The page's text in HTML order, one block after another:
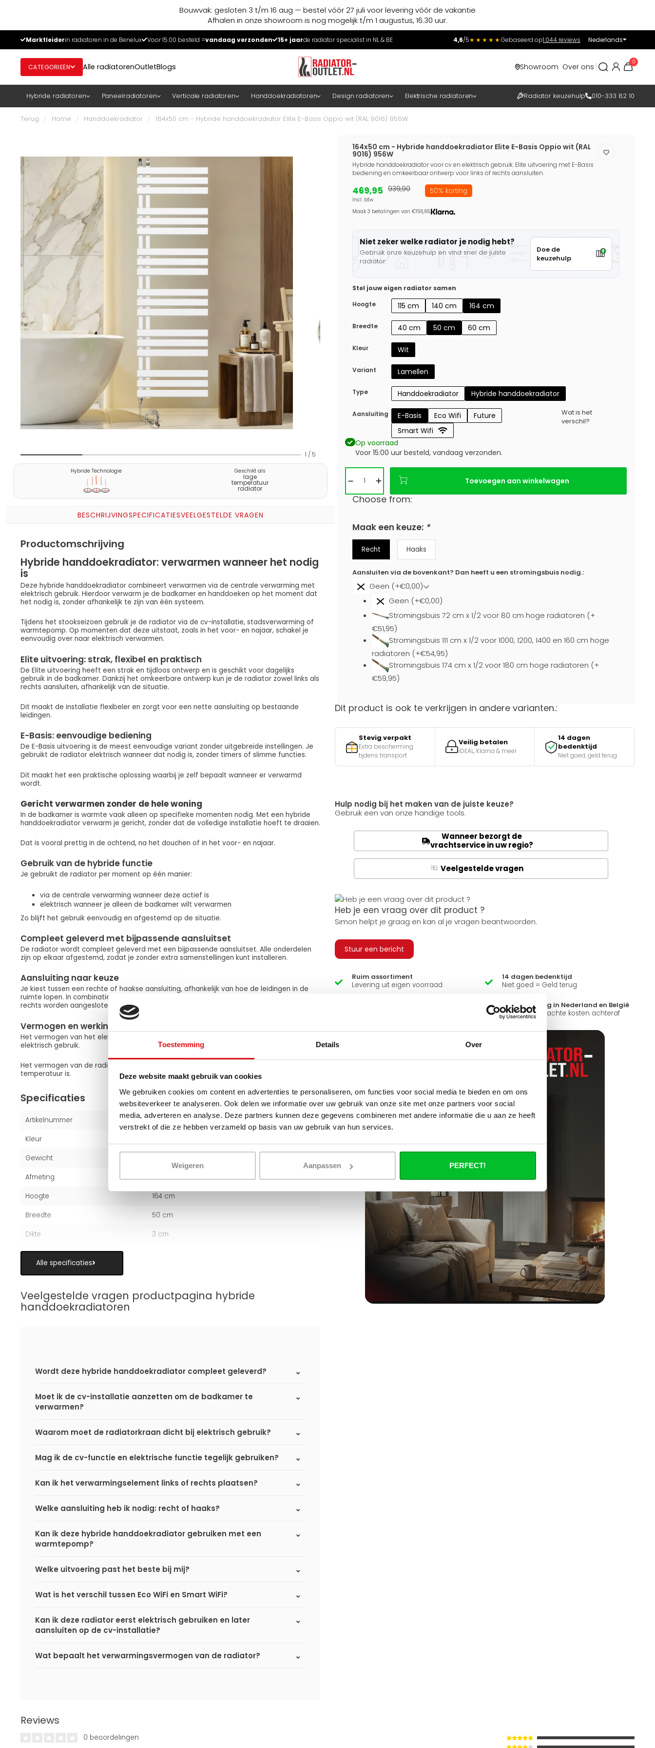
Toestemming Details Over
Deze website maakt gebruik van cookies
We gebruiken cookies om content en advertenties te personaliseren, om functies voor social media te bieden en om ons
websiteverkeer te analyseren. Ook delen we informatie over uw gebruik van onze site met onze partners voor social
media, adverteren en analyse. Deze partners kunnen deze gegevens combineren met andere informatie die u aan ze heeft
verstrekt of die ze hebben verzameld op basis van uw gebruik van hun services.
Weigeren Aanpassen PERFECT!
Bouwvak: gesloten 3 t/m 16 aug — bestel vóór 27 juli voor levering vóór de vakantie
Afhalen in onze showroom is nog mogelijk t/m 1 augustus, 16:30 uur.
Marktleiderin radiatoren in de Benelux Voor 15:00 besteld =vandaag verzonden 15+ jaarde radiator specialist in NL & BE 4,6/5★★★★★Gebaseerd op1.044 reviews Nederlands
CATEGORIEËN Alle radiatorenOutletBlogs Showroom Over ons
0
Hybride radiatoren Paneelradiatoren Verticale radiatoren Handdoekradiatoren Design radiatoren Elektrische radiatoren Radiator keuzehulp 010-333 82 10
Terug / Home / Handdoekradiator / 164x50 cm - Hybride handdoekradiator Elite E-Basis Oppio wit (RAL 9016) 956W
1 / 5
Hybride Technologie Geschikt als
lage
temperatuur
radiator
BESCHRIJVINGSPECIFICATIESVEELGESTELDE VRAGEN
Productomschrijving
Hybride handdoekradiator: verwarmen wanneer het nodig
is
Deze hybride handdoekradiator combineert verwarmen via de centrale verwarming met
elektrisch gebruik. Hierdoor verwarm je de badkamer en handdoeken op het moment dat
het nodig is, zonder afhankelijk te zijn van één systeem.
Tijdens het stookseizoen gebruik je de radiator via de cv-installatie, stadsverwarming of
warmtepomp. Op momenten dat deze uitstaat, zoals in het voor- en najaar, schakel je
eenvoudig over naar elektrisch verwarmen.
Elite uitvoering: strak, flexibel en praktisch
De Elite uitvoering heeft een strak en tijdloos ontwerp en is geschikt voor dagelijks
gebruik in de badkamer. Dankzij het omkeerbare ontwerp kun je de radiator zowel links als
rechts aansluiten, afhankelijk van de situatie.
Dit maakt de installatie flexibeler en zorgt voor een nette aansluiting op bestaande
leidingen.
E-Basis: eenvoudige bediening
De E-Basis uitvoering is de meest eenvoudige variant zonder uitgebreide instellingen. Je
gebruikt de radiator elektrisch wanneer dat nodig is, zonder timers of slimme functies.
Dit maakt het een praktische oplossing waarbij je zelf bepaalt wanneer er verwarmd
wordt.
Gericht verwarmen zonder de hele woning
In de badkamer is warmte vaak alleen op specifieke momenten nodig. Met een hybride
handdoekradiator verwarm je gericht, zonder dat de volledige installatie hoeft te draaien.
Dat is vooral prettig in de ochtend, na het douchen of in het voor- en najaar.
Gebruik van de hybride functie
Je gebruikt de radiator per moment op één manier:
via de centrale verwarming wanneer deze actief is
elektrisch wanneer je alleen de badkamer wilt verwarmen
Zo blijft het gebruik eenvoudig en afgestemd op de situatie.
Compleet geleverd met bijpassende aansluitset
De radiator wordt compleet geleverd met een bijpassende aansluitset. Alle onderdelen
zijn op elkaar afgestemd, zodat je zonder extra samenstellingen kunt installeren.
Aansluiting naar keuze
Je kiest tussen een rechte of haakse aansluiting, afhankelijk van hoe de leidingen in de
ruimte lopen. In combinatie met het omkeerbare ontwerp kan de radiator zowel links als
rechts worden aangesloten.
Vermogen en werking
Het vermogen van het elektrische element bepaalt hoe snel de radiator opwarmt bij
elektrisch gebruik.
Het vermogen van de radiator bepaalt de warmteafgifte in de ruimte zodra deze op
temperatuur is.
Specificaties
Artikelnummer 1001202129
Kleur
Gewicht
Afmeting 164x50 cm
Hoogte 164 cm
Breedte 50 cm
Dikte 3 cm
Alle specificaties
Veelgestelde vragen productpagina hybride
handdoekradiatoren
Wordt deze hybride handdoekradiator compleet geleverd?
Moet ik de cv-installatie aanzetten om de badkamer te
verwarmen?
Waarom moet de radiatorkraan dicht bij elektrisch gebruik?
Mag ik de cv-functie en elektrische functie tegelijk gebruiken?
Kan ik het verwarmingselement links of rechts plaatsen?
Welke aansluiting heb ik nodig: recht of haaks?
Kan ik deze hybride handdoekradiator gebruiken met een
warmtepomp?
Welke uitvoering past het beste bij mij?
Wat is het verschil tussen Eco WiFi en Smart WiFi?
Kan ik deze radiator eerst elektrisch gebruiken en later
aansluiten op de cv-installatie?
Wat bepaalt het verwarmingsvermogen van de radiator?
164x50 cm - Hybride handdoekradiator Elite E-Basis Oppio wit (RAL
9016) 956W
Hybride handdoekradiator voor cv en elektrisch gebruik. Elite uitvoering met E-Basis
bediening en omkeerbaar ontwerp voor links of rechts aansluiten.
469,95
Incl. btw
939,90 50% korting
Maak 3 betalingen van €156,65.
Niet zeker welke radiator je nodig hebt?
Gebruik onze keuzehulp en vind snel de juiste
radiator.
Doe de
keuzehulp
Stel jouw eigen radiator samen
Hoogte
115 cm 140 cm 164 cm
Breedte 40 cm 50 cm 60 cm
Kleur Wit
Variant Lamellen
Type Handdoekradiator Hybride handdoekradiator
Aansluiting E-Basis Eco Wifi
Future
Smart Wifi
Wat is het
verschil?
Op voorraad
Voor 15:00 uur besteld, vandaag verzonden.
Toevoegen aan winkelwagen
Choose from:
Maak een keuze: *
Recht Haaks
Aansluiten via de bovenkant? Dan heeft u een stromingsbuis nodig.:
Geen (+€0,00)
Geen (+€0,00)
Stromingsbuis 72 cm x 1/2 voor 80 cm hoge radiatoren (+
€51,95)
Stromingsbuis 111 cm x 1/2 voor 1000, 1200, 1400 en 160 cm hoge
radiatoren (+€54,95)
Stromingsbuis 174 cm x 1/2 voor 180 cm hoge radiatoren (+
€59,95)
Dit product is ook te verkrijgen in andere varianten.:
Stevig verpakt
Extra bescherming
tijdens transport
Veilig betalen
iDEAL, Klarna & meer
14 dagen
bedenktijd
Niet goed, geld terug
Hulp nodig bij het maken van de juiste keuze?
Gebruik een van onze handige tools.
Wanneer bezorgt de
vrachtservice in uw regio?
Q Veelgestelde vragen
Heb je een vraag over dit product ?
Simon helpt je graag en kan al je vragen beantwoorden.
Stuur een bericht
Ruim assortiment
Levering uit eigen voorraad
14 dagen bedenktijd
Niet goed = Geld terug
Snelle levering in Nederland en België
Geen onverwachte kosten achteraf
Reviews
0 beoordelingen